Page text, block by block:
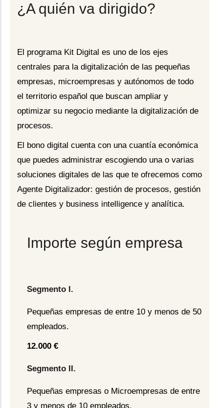
¿A quién va dirigido?
El programa Kit Digital es uno de los ejes
centrales para la digitalización de las pequeñas
empresas, microempresas y autónomos de todo
el territorio español que buscan ampliar y
optimizar su negocio mediante la digitalización de
procesos.
El bono digital cuenta con una cuantía económica
que puedes administrar escogiendo una o varias
soluciones digitales de las que te ofrecemos como
Agente Digitalizador: gestión de procesos, gestión
de clientes y business intelligence y analítica.
Importe según empresa
Segmento I.
Pequeñas empresas de entre 10 y menos de 50
empleados.
12.000 €
Segmento II.
Pequeñas empresas o Microempresas de entre
3 y menos de 10 empleados.